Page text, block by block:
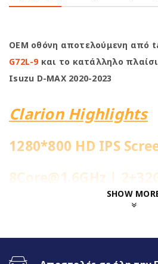
OEM οθόνη αποτελούμενη από
G72L-9και το κατάλληλο
Isuzu D-MAX 2020-2023
Clarion Highlights
1280*800 HD IPS
8Core@1.6GHz |
Ενσωματωμένη 4G
Fast Boot 1-2sec
SHOW